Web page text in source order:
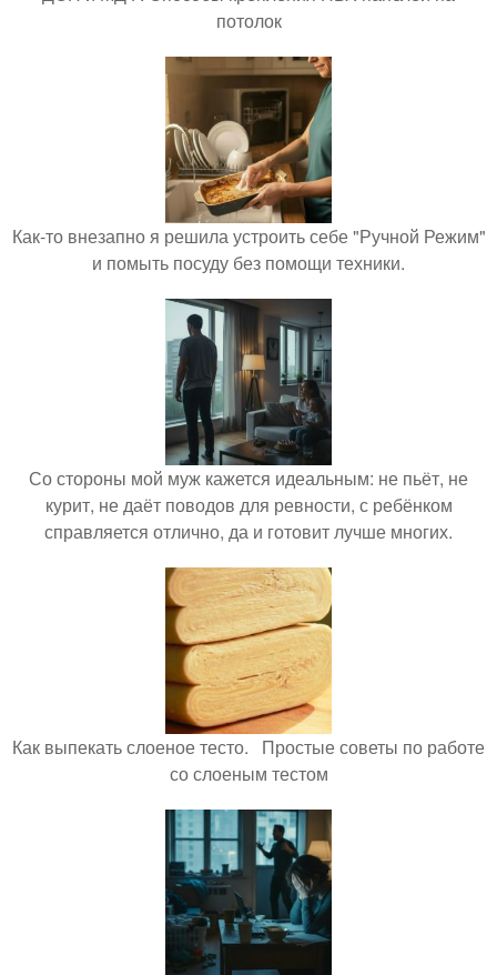
потолок
Как-то внезапно я решила устроить себе "Ручной Режим"
и помыть посуду без помощи техники.
Со стороны мой муж кажется идеальным: не пьёт, не
курит, не даёт поводов для ревности, с ребёнком
справляется отлично, да и готовит лучше многих.
Как выпекать слоеное тесто. Простые советы по работе
со слоеным тестом